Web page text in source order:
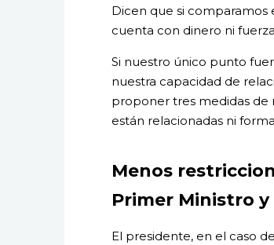
Dicen que si comparamos
cuenta con dinero ni
Si nuestro único punto
nuestra capacidad de
proponer tres medidas de
están relacionadas ni
Menos
Primer Ministro
El presidente, en el caso